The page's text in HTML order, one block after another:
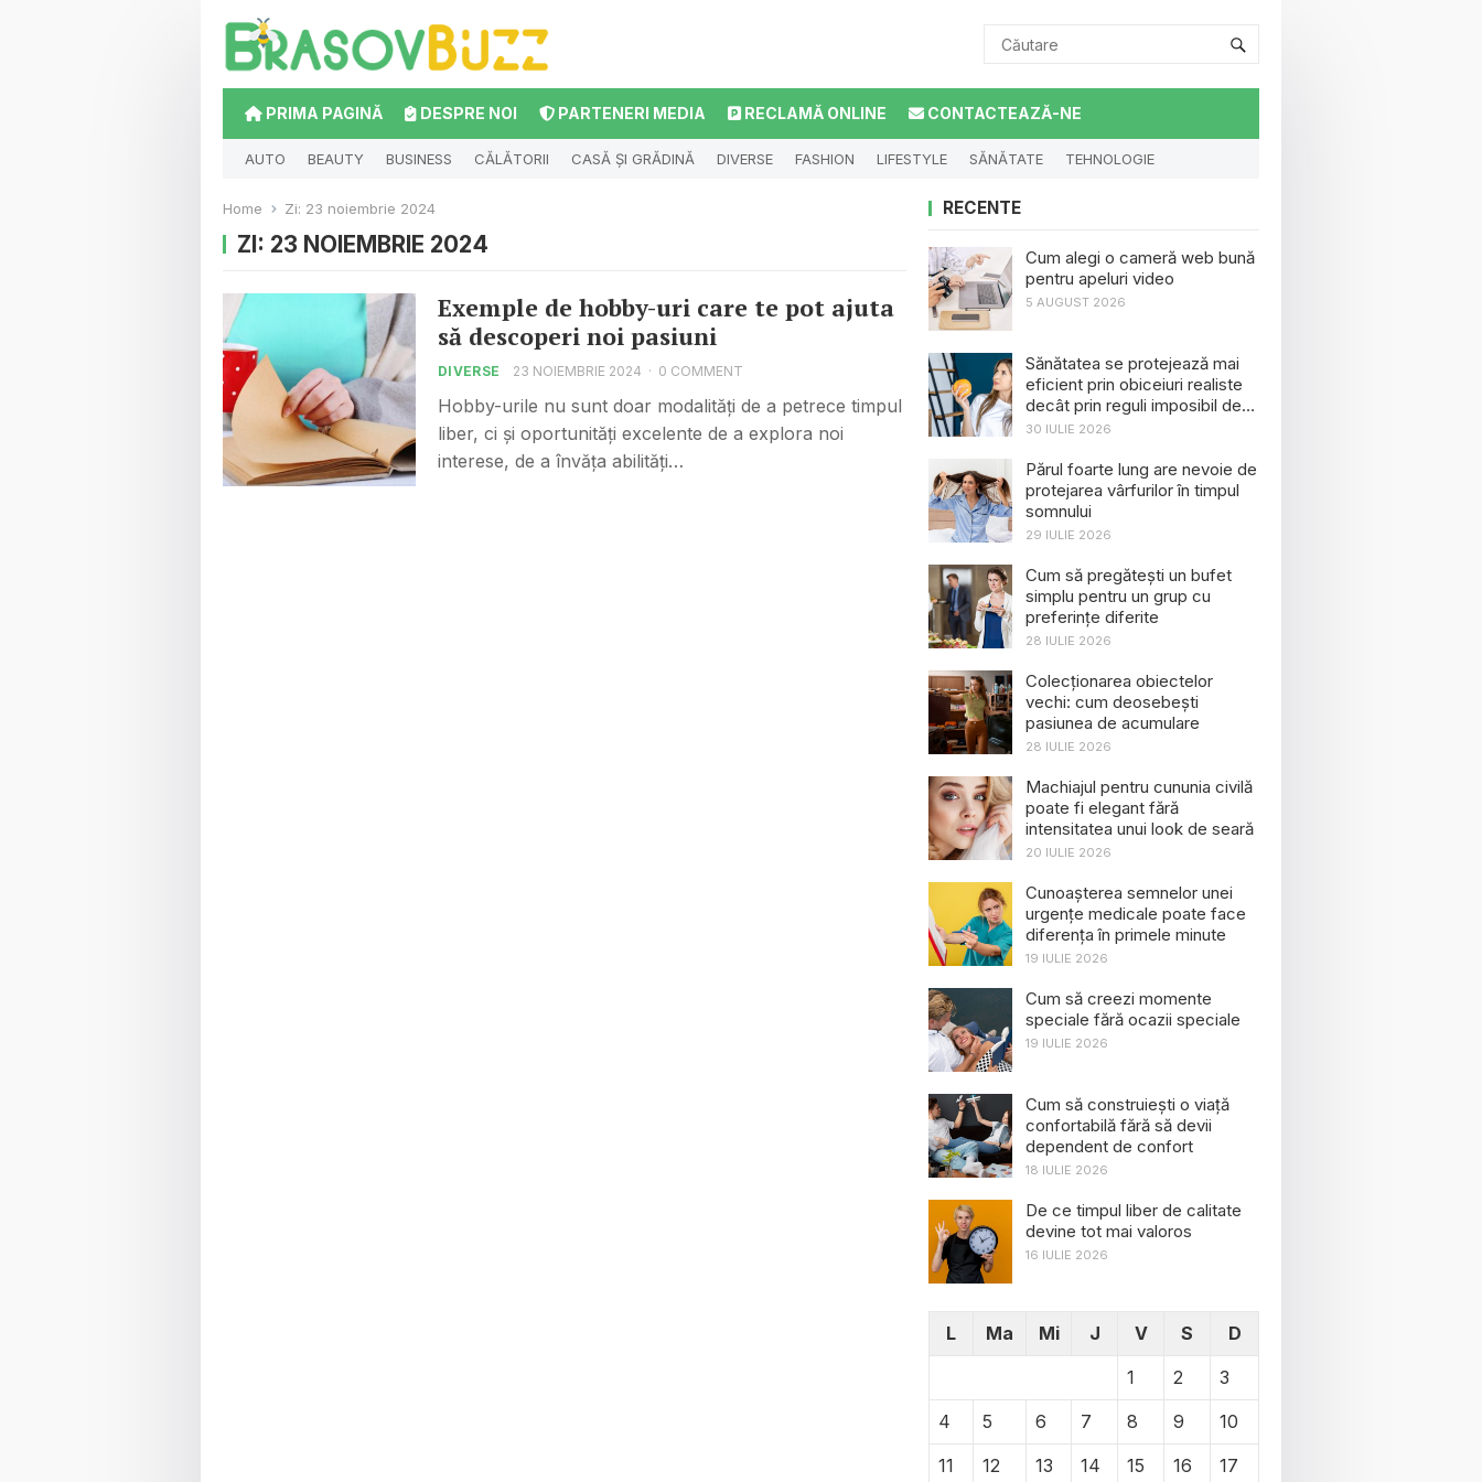
PRIMA PAGINĂ DESPRE NOI PARTENERI MEDIA RECLAMĂ ONLINE CONTACTEAZĂ-NE
AUTO BEAUTY BUSINESS CĂLĂTORII CASĂ ȘI GRĂDINĂ DIVERSE FASHION LIFESTYLE SĂNĂTATE TEHNOLOGIE
Home Zi: 23 noiembrie 2024
ZI: 23 NOIEMBRIE 2024
Exemple de hobby-uri care te pot ajuta
să descoperi noi pasiuni
DIVERSE 23 NOIEMBRIE 2024 · 0 COMMENT
Hobby-urile nu sunt doar modalități de a petrece timpul
liber, ci și oportunități excelente de a explora noi
interese, de a învăța abilități…
RECENTE
Cum alegi o cameră web bună
pentru apeluri video
5 AUGUST 2026
Sănătatea se protejează mai
eficient prin obiceiuri realiste
decât prin reguli imposibil de
menținut
30 IULIE 2026
Părul foarte lung are nevoie de
protejarea vârfurilor în timpul
somnului
29 IULIE 2026
Cum să pregătești un bufet
simplu pentru un grup cu
preferințe diferite
28 IULIE 2026
Colecționarea obiectelor
vechi: cum deosebești
pasiunea de acumulare
28 IULIE 2026
Machiajul pentru cununia civilă
poate fi elegant fără
intensitatea unui look de seară
20 IULIE 2026
Cunoașterea semnelor unei
urgențe medicale poate face
diferența în primele minute
19 IULIE 2026
Cum să creezi momente
speciale fără ocazii speciale
19 IULIE 2026
Cum să construiești o viață
confortabilă fără să devii
dependent de confort
18 IULIE 2026
De ce timpul liber de calitate
devine tot mai valoros
16 IULIE 2026
L Ma Mi J V S
D
1
2
3
4
5 6 7 8 9
10
11
12 13 14 15 16 17